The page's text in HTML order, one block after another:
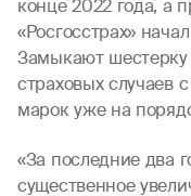
конце 2022 года, а
«Росгосстрах»
Замыкают шестерку
страховых случаев
марок уже на
«За последние два
существенное